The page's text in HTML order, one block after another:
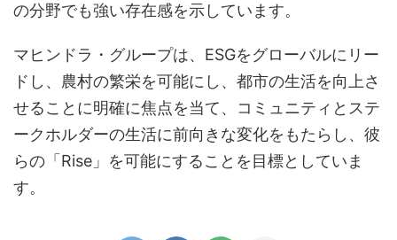
の分野でも強い存在感を示しています。
マヒンドラ・グループは、ESGをグローバルにリー
ドし、農村の繁栄を可能にし、都市の生活を向上さ
せることに明確に焦点を当て、コミュニティとステ
ークホルダーの生活に前向きな変化をもたらし、彼
らの「Rise」を可能にすることを目標としていま
す。